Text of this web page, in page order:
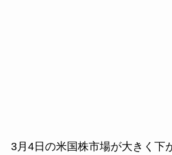
3月4日の米国株市場が大きく下